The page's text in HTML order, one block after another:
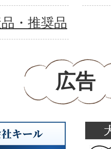
・推奨品
広告